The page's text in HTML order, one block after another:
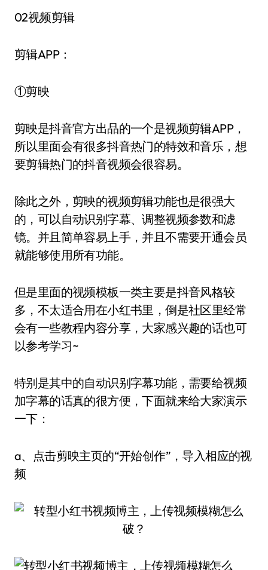
02视频剪辑
剪辑APP：
①剪映
剪映是抖音官方出品的一个是视频剪辑APP，
所以里面会有很多抖音热门的特效和音乐，想
要剪辑热门的抖音视频会很容易。
除此之外，剪映的视频剪辑功能也是很强大
的，可以自动识别字幕、调整视频参数和滤
镜。并且简单容易上手，并且不需要开通会员
就能够使用所有功能。
但是里面的视频模板一类主要是抖音风格较
多，不太适合用在小红书里，倒是社区里经常
会有一些教程内容分享，大家感兴趣的话也可
以参考学习~
特别是其中的自动识别字幕功能，需要给视频
加字幕的话真的很方便，下面就来给大家演示
一下：
a、点击剪映主页的“开始创作”，导入相应的视
频